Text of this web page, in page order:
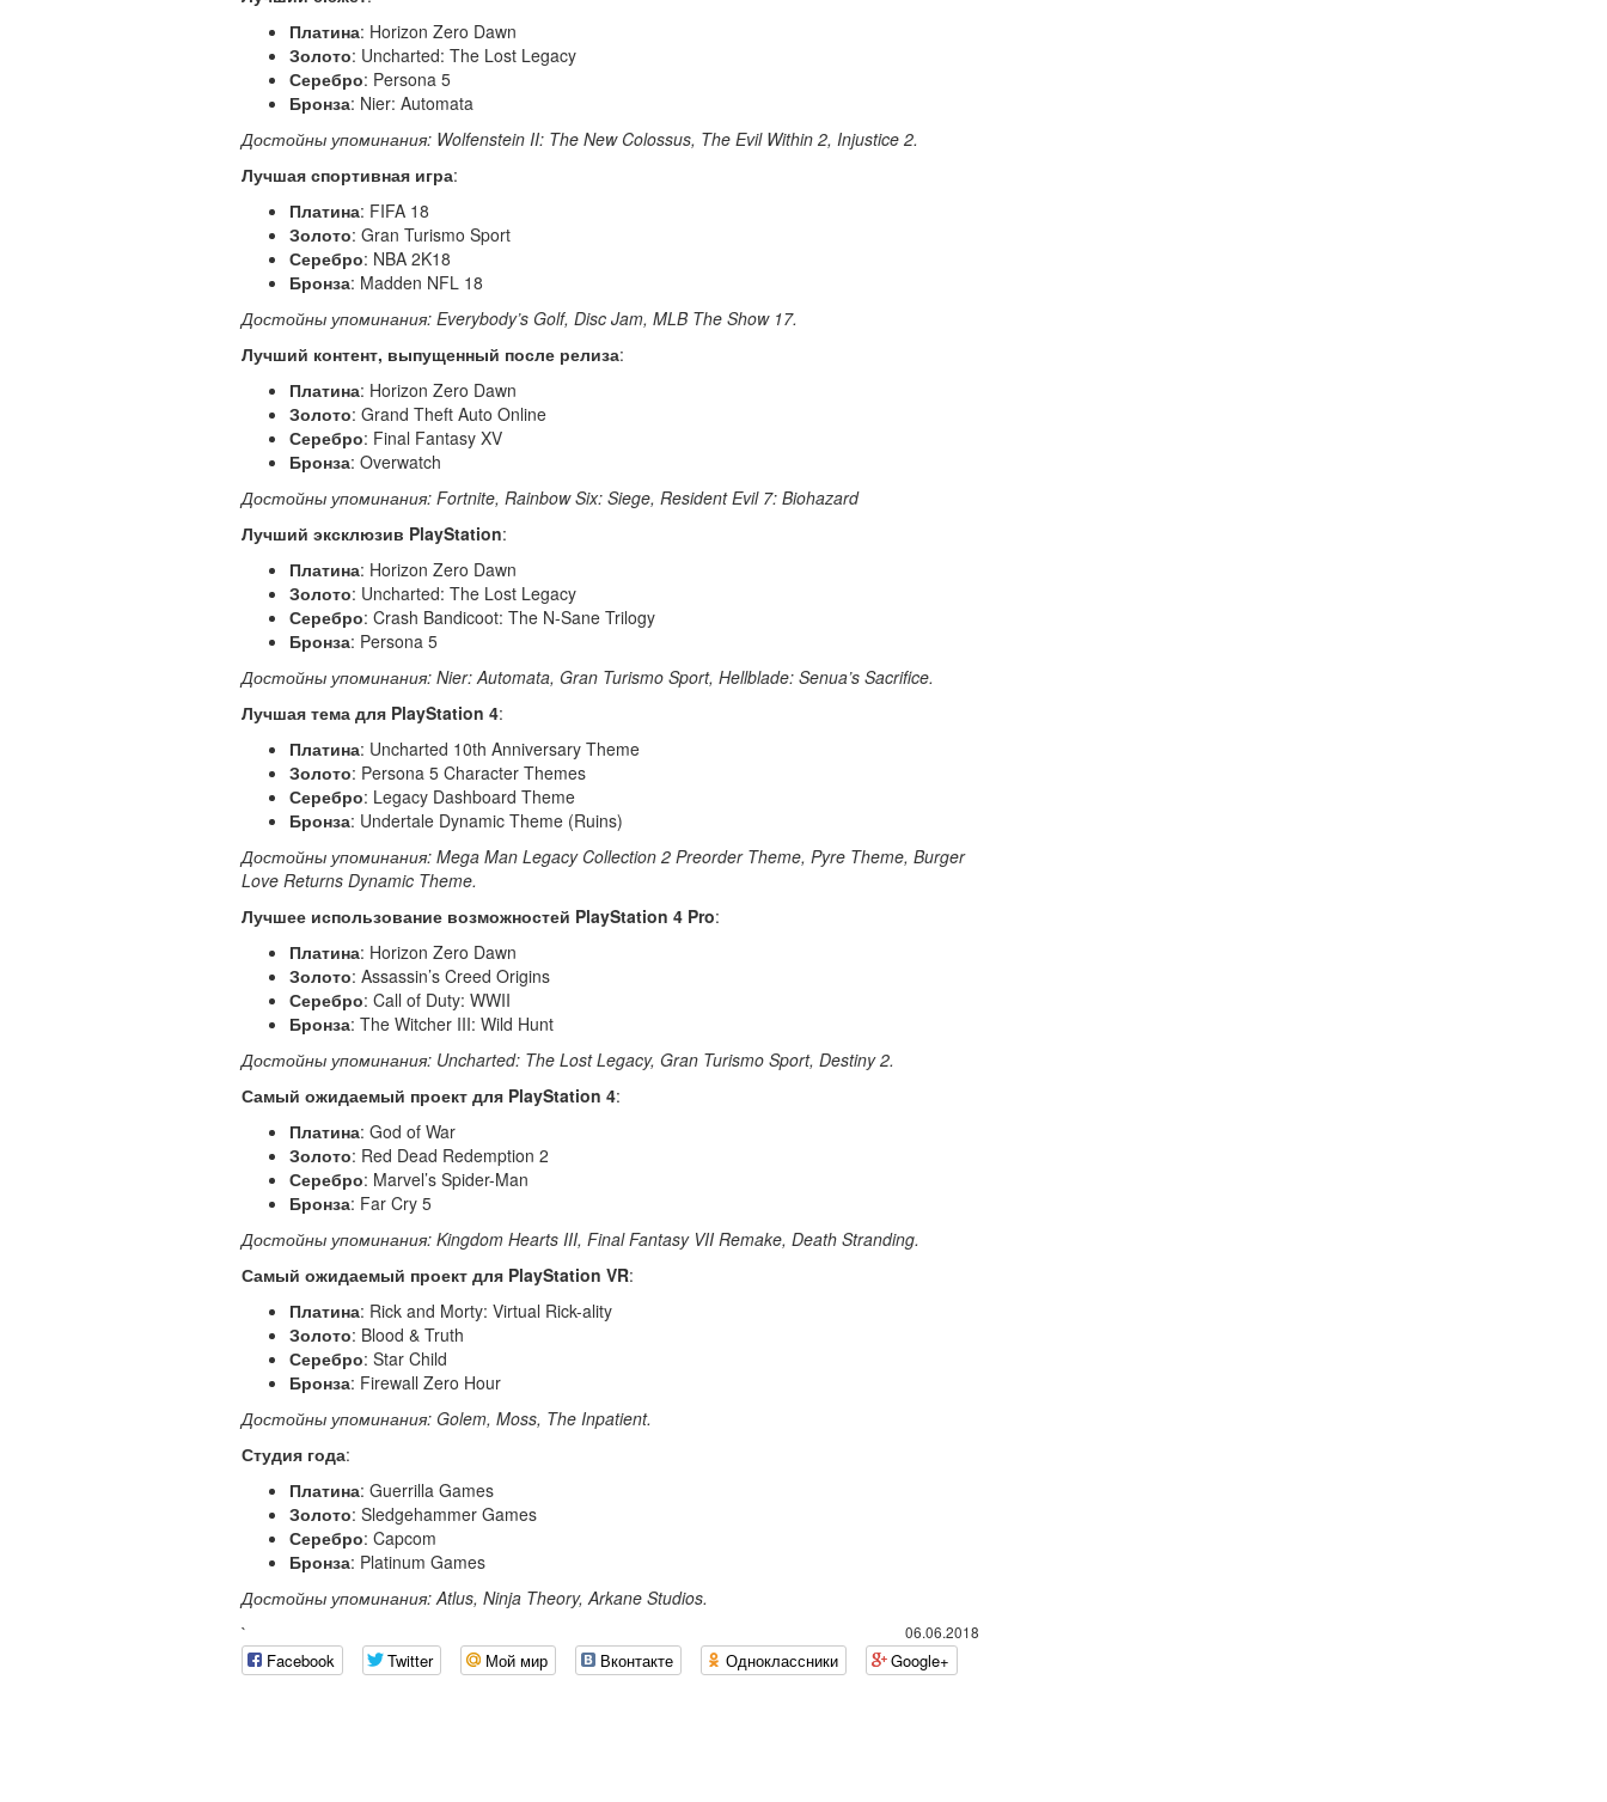
Платина: Horizon Zero Dawn
Золото: Uncharted: The Lost Legacy
Серебро: Persona 5
Бронза: Nier: Automata
Достойны упоминания: Wolfenstein II: The New Colossus, The Evil Within 2, Injustice 2.
Лучшая спортивная игра:
Платина: FIFA 18
Золото: Gran Turismo Sport
Серебро: NBA 2K18
Бронза: Madden NFL 18
Достойны упоминания: Everybody’s Golf, Disc Jam, MLB The Show 17.
Лучший контент, выпущенный после релиза:
Платина: Horizon Zero Dawn
Золото: Grand Theft Auto Online
Серебро: Final Fantasy XV
Бронза: Overwatch
Достойны упоминания: Fortnite, Rainbow Six: Siege, Resident Evil 7: Biohazard
Лучший эксклюзив PlayStation:
Платина: Horizon Zero Dawn
Золото: Uncharted: The Lost Legacy
Серебро: Crash Bandicoot: The N-Sane Trilogy
Бронза: Persona 5
Достойны упоминания: Nier: Automata, Gran Turismo Sport, Hellblade: Senua’s Sacrifice.
Лучшая тема для PlayStation 4:
Платина: Uncharted 10th Anniversary Theme
Золото: Persona 5 Character Themes
Серебро: Legacy Dashboard Theme
Бронза: Undertale Dynamic Theme (Ruins)
Достойны упоминания: Mega Man Legacy Collection 2 Preorder Theme, Pyre Theme, Burger
Love Returns Dynamic Theme.
Лучшее использование возможностей PlayStation 4 Pro:
Платина: Horizon Zero Dawn
Золото: Assassin’s Creed Origins
Серебро: Call of Duty: WWII
Бронза: The Witcher III: Wild Hunt
Достойны упоминания: Uncharted: The Lost Legacy, Gran Turismo Sport, Destiny 2.
Самый ожидаемый проект для PlayStation 4:
Платина: God of War
Золото: Red Dead Redemption 2
Серебро: Marvel’s Spider-Man
Бронза: Far Cry 5
Достойны упоминания: Kingdom Hearts III, Final Fantasy VII Remake, Death Stranding.
Самый ожидаемый проект для PlayStation VR:
Платина: Rick and Morty: Virtual Rick-ality
Золото: Blood & Truth
Серебро: Star Child
Бронза: Firewall Zero Hour
Достойны упоминания: Golem, Moss, The Inpatient.
Студия года:
Платина: Guerrilla Games
Золото: Sledgehammer Games
Серебро: Capcom
Бронза: Platinum Games
Достойны упоминания: Atlus, Ninja Theory, Arkane Studios.
06.06.2018
`
Facebook Twitter Мой мир Вконтакте Одноклассники Google+